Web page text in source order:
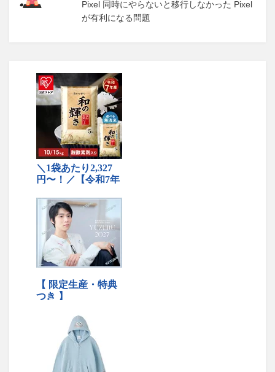
Pixel 同時にやらないと移行しなかった Pixel
が有利になる問題